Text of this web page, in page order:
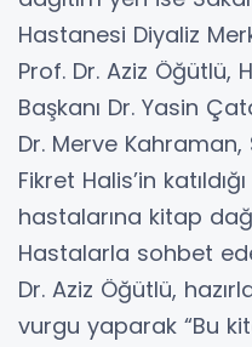
Hastanesi Diyaliz
Prof. Dr. Aziz Öğütlü,
Başkanı Dr. Yasin
Dr. Merve Kahraman,
Fikret Halis’in
hastalarına kitap
Hastalarla sohbet
Dr. Aziz Öğütlü,
vurgu yaparak “Bu